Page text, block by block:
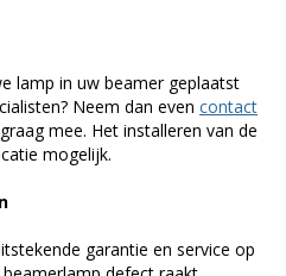
lamp in uw beamer geplaatst
Neem dan even contact
mee. Het installeren van de
mogelijk.
garantie en service op